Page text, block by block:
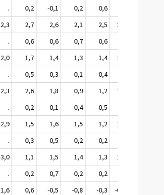
. 0,2 -0,1 0,2 0,6
2,3 2,7 2,6 2,1 2,5 2,5
. 0,6 0,6 0,7 0,6
2,0 1,7 1,4 1,3 1,4 1,4
. 0,5 0,3 0,1 0,4
2,3 2,6 1,8 0,9 1,2 1,6
. 0,2 0,1 0,4 0,5
2,9 1,5 1,6 1,5 1,2 1,4
. 0,3 0,5 0,2 0,2
3,0 1,1 1,5 1,4 1,3 1,3
. 0,2 0,7 0,2 0,2
1,6 0,6 -0,5 -0,8 -0,3 -0,3